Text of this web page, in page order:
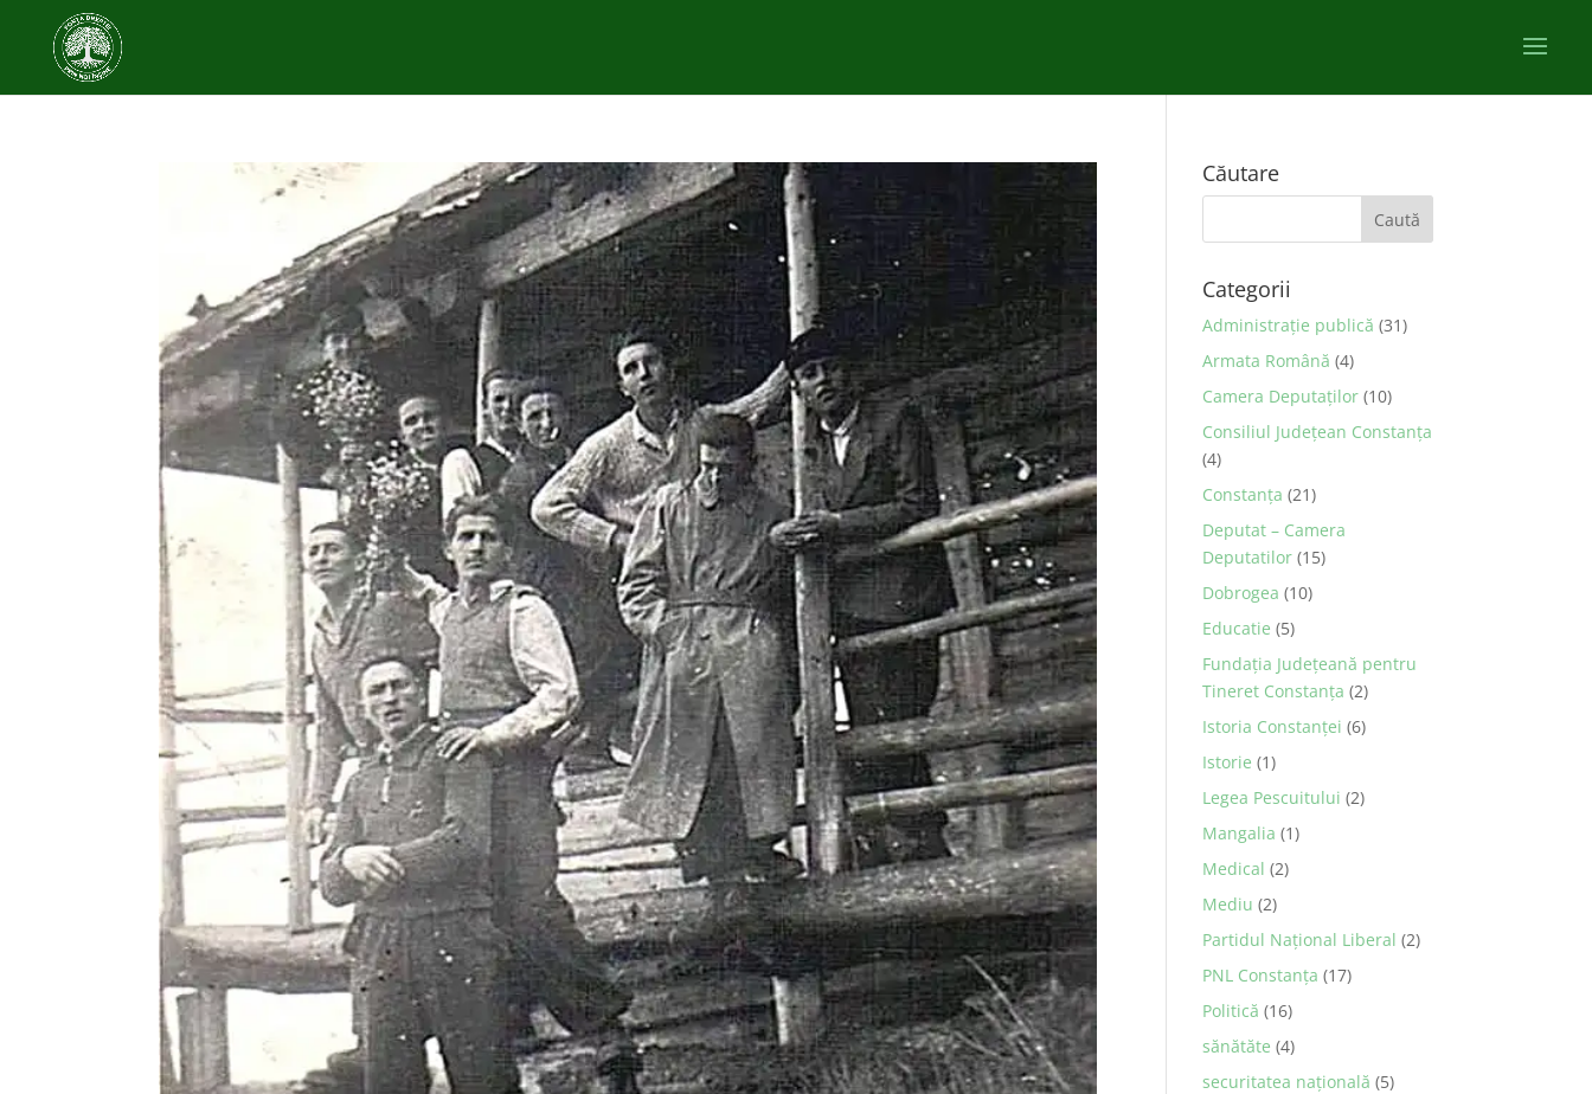
Căutare
Categorii
Administraţie publică (31)
Armata Română (4)
Camera Deputaţilor (10)
Consiliul Județean Constanța
(4)
Constanța (21)
Deputat – Camera
Deputatilor (15)
Dobrogea (10)
Educatie (5)
Fundația Județeană pentru
Tineret Constanța (2)
Istoria Constanței (6)
Istorie (1)
Legea Pescuitului (2)
Mangalia (1)
Medical (2)
Mediu (2)
Partidul Național Liberal (2)
PNL Constanţa (17)
Politică (16)
sănătăte (4)
securitatea naţională (5)